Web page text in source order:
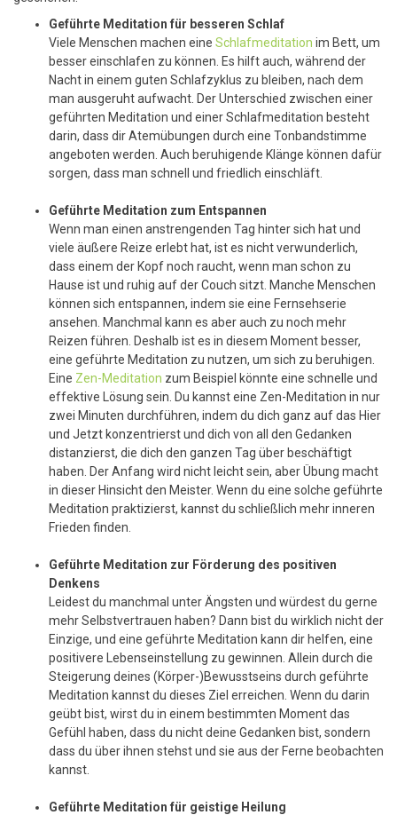
Geführte Meditation für besseren Schlaf
Viele Menschen machen eine Schlafmeditation im Bett, um
besser einschlafen zu können. Es hilft auch, während der
Nacht in einem guten Schlafzyklus zu bleiben, nach dem
man ausgeruht aufwacht. Der Unterschied zwischen einer
geführten Meditation und einer Schlafmeditation besteht
darin, dass dir Atemübungen durch eine Tonbandstimme
angeboten werden. Auch beruhigende Klänge können dafür
sorgen, dass man schnell und friedlich einschläft.
Geführte Meditation zum Entspannen
Wenn man einen anstrengenden Tag hinter sich hat und
viele äußere Reize erlebt hat, ist es nicht verwunderlich,
dass einem der Kopf noch raucht, wenn man schon zu
Hause ist und ruhig auf der Couch sitzt. Manche Menschen
können sich entspannen, indem sie eine Fernsehserie
ansehen. Manchmal kann es aber auch zu noch mehr
Reizen führen. Deshalb ist es in diesem Moment besser,
eine geführte Meditation zu nutzen, um sich zu beruhigen.
Eine Zen-Meditation zum Beispiel könnte eine schnelle und
effektive Lösung sein. Du kannst eine Zen-Meditation in nur
zwei Minuten durchführen, indem du dich ganz auf das Hier
und Jetzt konzentrierst und dich von all den Gedanken
distanzierst, die dich den ganzen Tag über beschäftigt
haben. Der Anfang wird nicht leicht sein, aber Übung macht
in dieser Hinsicht den Meister. Wenn du eine solche geführte
Meditation praktizierst, kannst du schließlich mehr inneren
Frieden finden.
Geführte Meditation zur Förderung des positiven
Denkens
Leidest du manchmal unter Ängsten und würdest du gerne
mehr Selbstvertrauen haben? Dann bist du wirklich nicht der
Einzige, und eine geführte Meditation kann dir helfen, eine
positivere Lebenseinstellung zu gewinnen. Allein durch die
Steigerung deines (Körper-)Bewusstseins durch geführte
Meditation kannst du dieses Ziel erreichen. Wenn du darin
geübt bist, wirst du in einem bestimmten Moment das
Gefühl haben, dass du nicht deine Gedanken bist, sondern
dass du über ihnen stehst und sie aus der Ferne beobachten
kannst.
Geführte Meditation für geistige Heilung